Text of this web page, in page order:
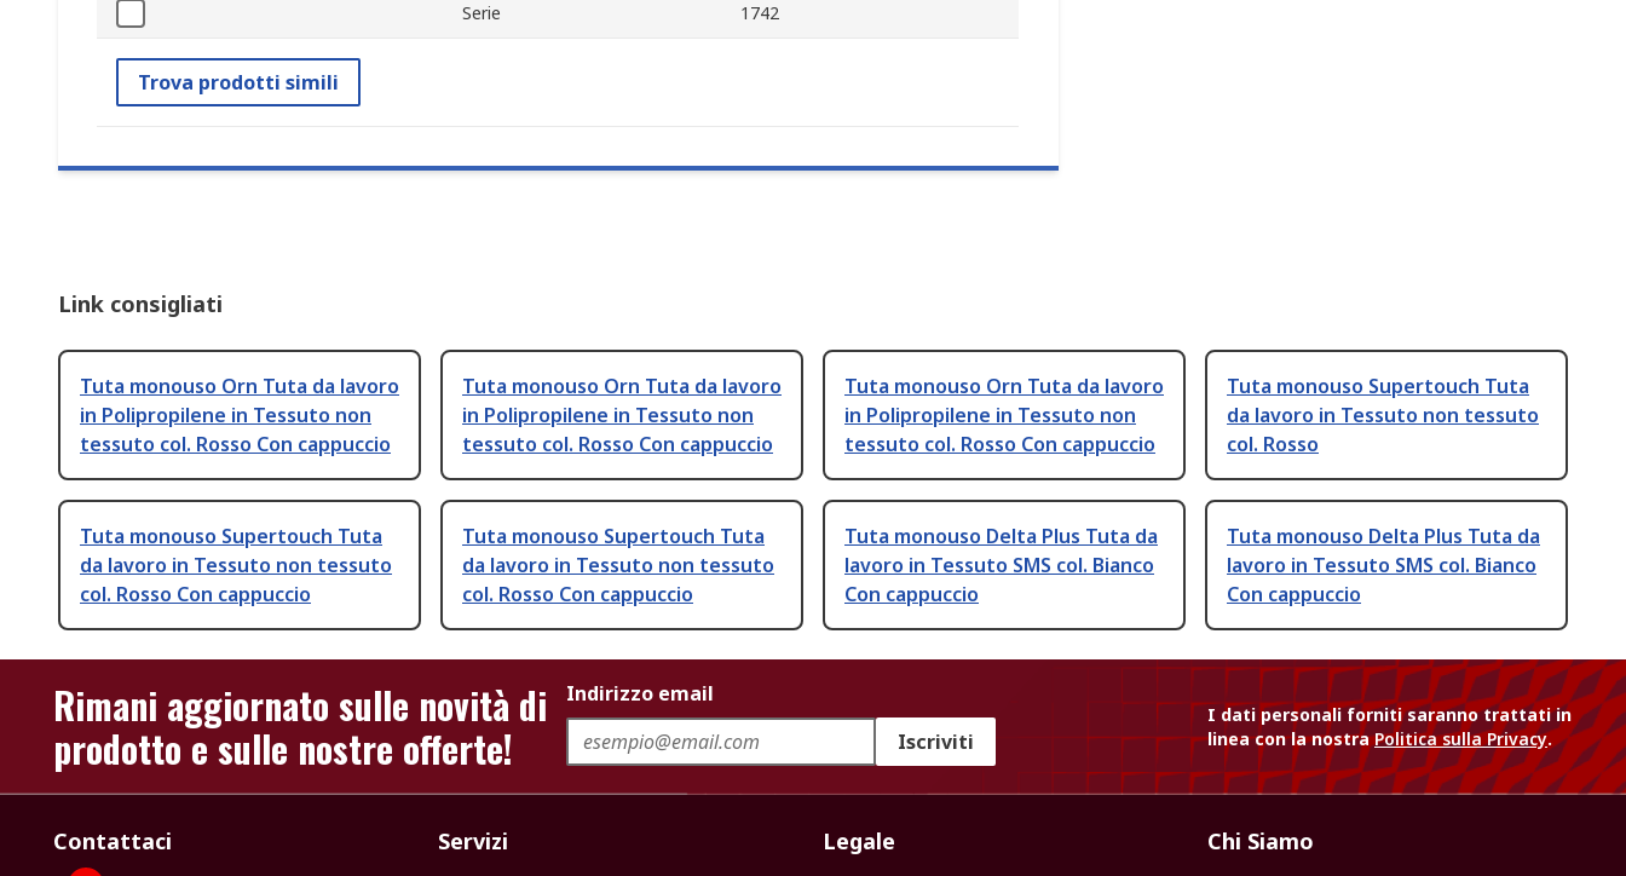
Serie 1742
Trova prodotti simili
Link consigliati
Tuta monouso Orn Tuta da lavoro
in Polipropilene in Tessuto non
tessuto col. Rosso Con cappuccio
Tuta monouso Orn Tuta da lavoro
in Polipropilene in Tessuto non
tessuto col. Rosso Con cappuccio
Tuta monouso Orn Tuta da lavoro
in Polipropilene in Tessuto non
tessuto col. Rosso Con cappuccio
Tuta monouso Supertouch Tuta
da lavoro in Tessuto non tessuto
col. Rosso
Tuta monouso Supertouch Tuta
da lavoro in Tessuto non tessuto
col. Rosso Con cappuccio
Tuta monouso Supertouch Tuta
da lavoro in Tessuto non tessuto
col. Rosso Con cappuccio
Tuta monouso Delta Plus Tuta da
lavoro in Tessuto SMS col. Bianco
Con cappuccio
Tuta monouso Delta Plus Tuta da
lavoro in Tessuto SMS col. Bianco
Con cappuccio
Rimani aggiornato sulle novità di
prodotto e sulle nostre offerte!
Indirizzo email
Iscriviti
I dati personali forniti saranno trattati in
linea con la nostraPolitica sulla Privacy.
Contattaci Servizi Legale Chi Siamo